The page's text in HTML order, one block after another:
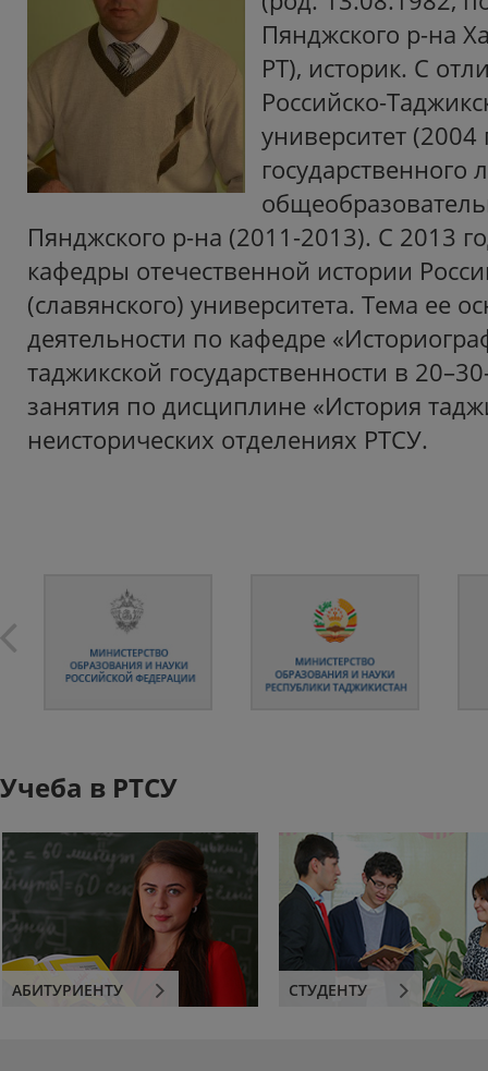
Пянджского р-на
РТ), историк. С
Российско-
университет (2004
государственного
Пянджского р-на (2011-2013). С 2013
кафедры отечественной истории
(славянского) университета. Тема ее
деятельности по кафедре
таджикской государственности в
занятия по дисциплине «История
неисторических отделениях РТСУ.
Учеба в РТСУ
АБИТУРИЕНТУ СТУДЕНТУ